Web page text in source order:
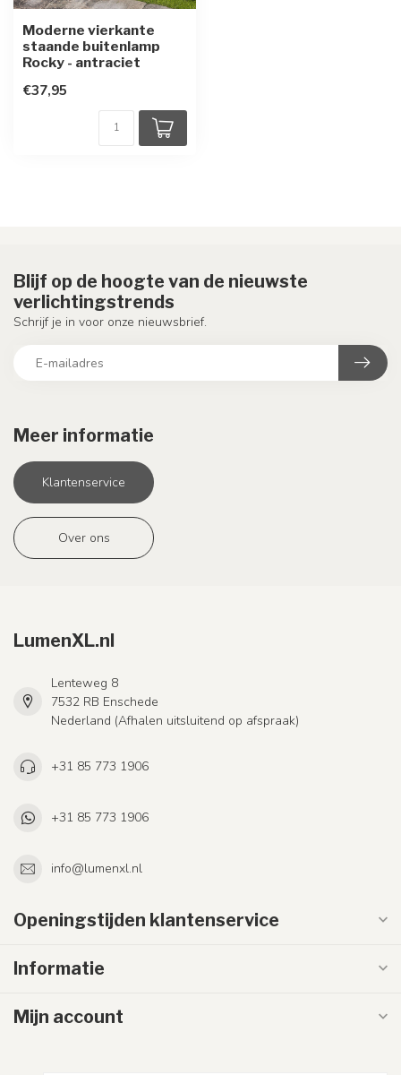
Moderne vierkante
staande buitenlamp
Rocky - antraciet
€37,95
Meer informatie
Klantenservice
Over ons
Blijf op de hoogte van de nieuwste
verlichtingstrends
Schrijf je in voor onze nieuwsbrief.
LumenXL.nl
Lenteweg 8
7532 RB Enschede
Nederland (Afhalen uitsluitend op afspraak)
+31 85 773 1906
+31 85 773 1906
info@lumenxl.nl
Openingstijden klantenservice
Informatie
Mijn account